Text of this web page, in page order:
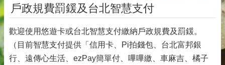
戶政規費罰鍰及台北智慧支付
歡迎使用悠遊卡或台北智慧支付繳納戶政規費及罰鍰。
（目前智慧支付提供「信用卡、Pi拍錢包、台北富邦銀
行、遠傳心生活、ezPay簡單付、嗶嗶繳、車麻吉、橘子